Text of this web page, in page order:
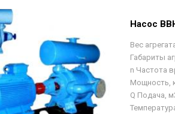
Насос
Вес
Габариты
n Частота
Мощность,
Q Подача,